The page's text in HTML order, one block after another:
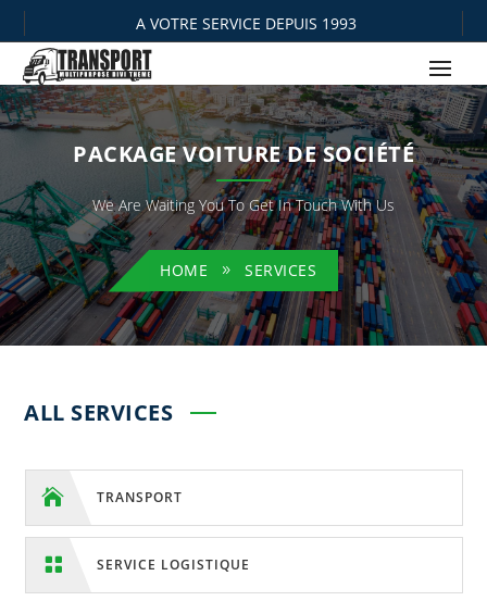
A VOTRE SERVICE DEPUIS 1993
PACKAGE VOITURE DE SOCIÉTÉ
We Are Waiting You To Get In Touch With Us
HOME SERVICES
ALL SERVICES
 TRANSPORT
 SERVICE LOGISTIQUE